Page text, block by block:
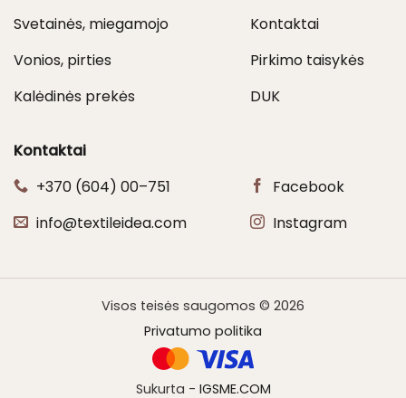
Svetainės, miegamojo
Vonios, pirties
Kalėdinės prekės
Kontaktai
Pirkimo taisykės
DUK
Kontaktai
+370 (604) 00–751
info@textileidea.com
Facebook
Instagram
Visos teisės saugomos © 2026
Privatumo politika
Sukurta - IGSME.COM